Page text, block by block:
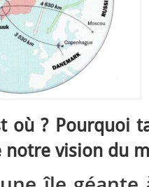
où ? Pourquoi
notre vision du